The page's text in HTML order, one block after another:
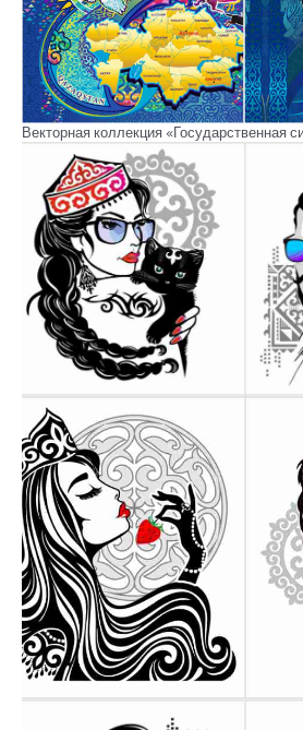
Векторная коллекция «Государственная